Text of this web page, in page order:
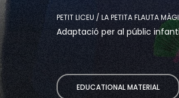
PETIT LICEU / LA PETITA FLAUTA
Adaptació per al públic
EDUCATIONAL MATERIAL